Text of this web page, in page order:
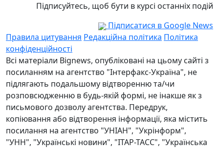
Підписуйтесь, щоб бути в курсі останніх подій
Підписатися в Google News
Правила цитування Редакційна політика Політика
конфіденційності
Всі матеріали Bignews, опубліковані на цьому сайті з
посиланням на агентство "Інтерфакс-Україна", не
підлягають подальшому відтворенню та/чи
розповсюдженню в будь-якій формі, не інакше як з
письмового дозволу агентства. Передрук,
копіювання або відтворення інформації, яка містить
посилання на агентство "УНІАН", "Укрінформ",
"УНН", "Українські новини", "ІТАР-ТАСС", "Українська